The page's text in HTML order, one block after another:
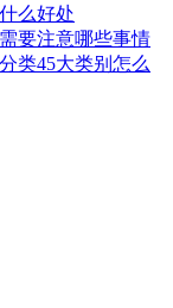
么好处
要注意哪些事情
类45大类别怎么